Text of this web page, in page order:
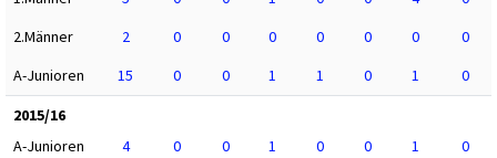
2.Männer
2 0 0 0 0 0 0
0
A-Junioren
15 0 0 1 1 0 1
0
2015/16
A-Junioren
4 0 0 1 0 0 1
0